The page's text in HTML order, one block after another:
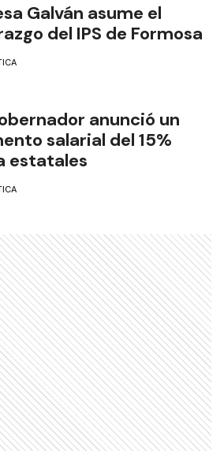
Galván asume el
del IPS de Formosa
anunció un
salarial del 15%
estatales